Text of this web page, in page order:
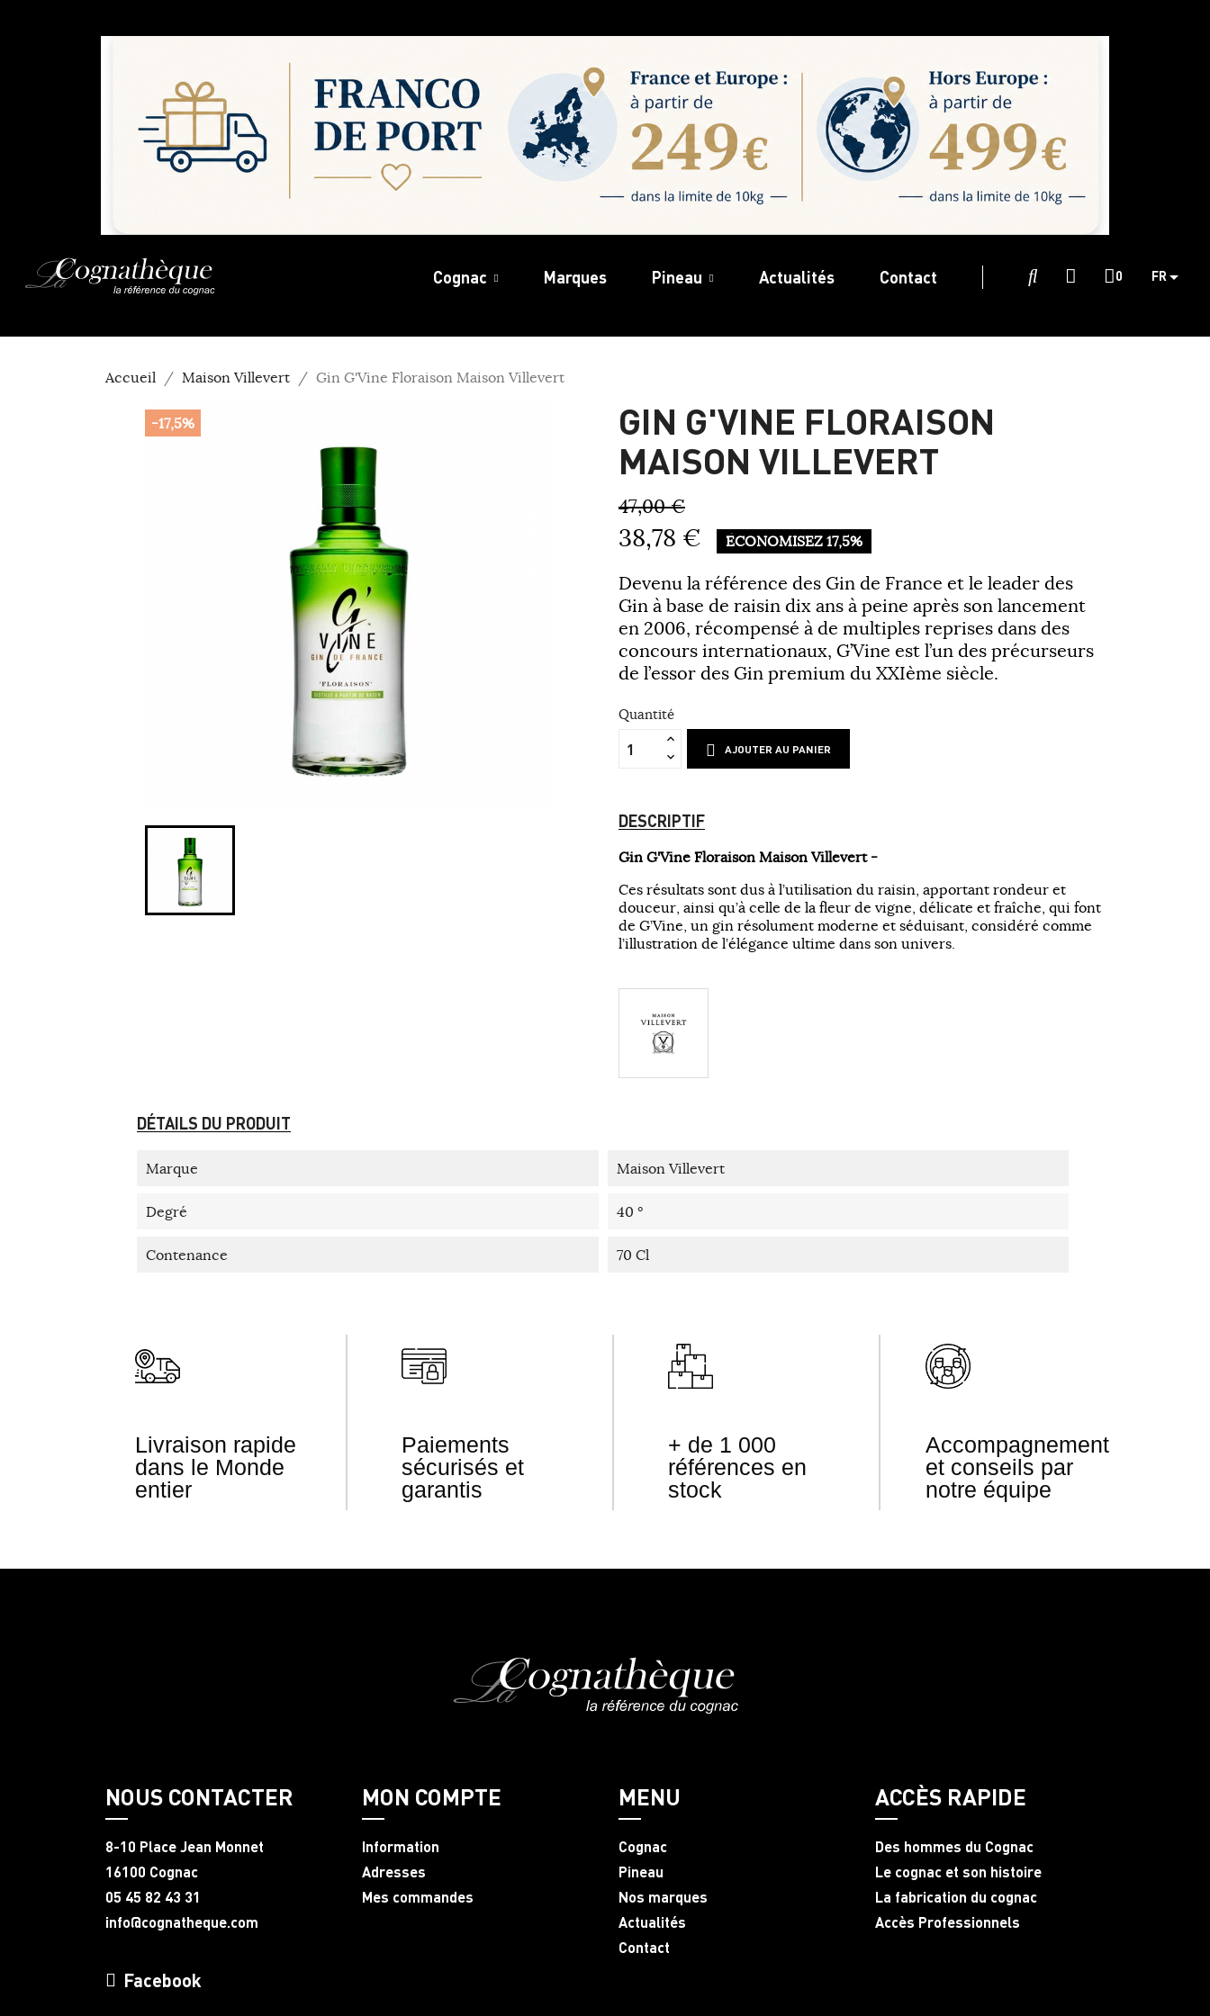
Cognac Marques Pineau Actualités Contact 0 FR
Accueil Maison Villevert Gin G'Vine Floraison Maison Villevert
-17,5%
GIN G'VINE FLORAISON
MAISON VILLEVERT
47,00 €
38,78 € ÉCONOMISEZ 17,5%
Devenu la référence des Gin de France et le leader des
Gin à base de raisin dix ans à peine après son lancement
en 2006, récompensé à de multiples reprises dans des
concours internationaux, G’Vine est l’un des précurseurs
de l’essor des Gin premium du XXIème siècle.
Quantité
AJOUTER AU PANIER
DESCRIPTIF
Gin G'Vine Floraison Maison Villevert -
Ces résultats sont dus à l’utilisation du raisin, apportant rondeur et
douceur, ainsi qu’à celle de la fleur de vigne, délicate et fraîche, qui font
de G’Vine, un gin résolument moderne et séduisant, considéré comme
l’illustration de l’élégance ultime dans son univers.
DÉTAILS DU PRODUIT
Marque Maison Villevert
Degré 40 °
Contenance 70 Cl
Livraison rapide
dans le Monde
entier
Paiements
sécurisés et
garantis
+ de 1 000
références en
stock
Accompagnement
et conseils par
notre équipe
NOUS CONTACTER
8-10 Place Jean Monnet
16100 Cognac
05 45 82 43 31
info@cognatheque.com
MON COMPTE
Information
Adresses
Mes commandes
MENU
Cognac
Pineau
Nos marques
Actualités
Contact
ACCÈS RAPIDE
Des hommes du Cognac
Le cognac et son histoire
La fabrication du cognac
Accès Professionnels
Facebook